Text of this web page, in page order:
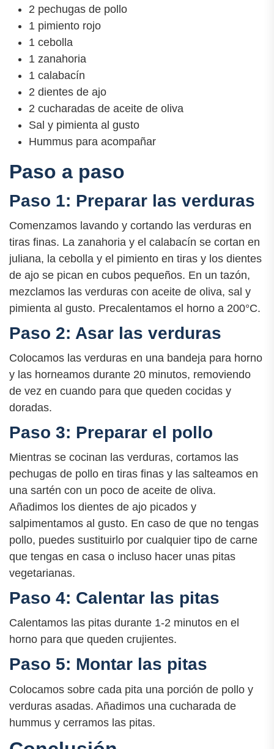
2 pechugas de pollo
1 pimiento rojo
1 cebolla
1 zanahoria
1 calabacín
2 dientes de ajo
2 cucharadas de aceite de oliva
Sal y pimienta al gusto
Hummus para acompañar
Paso a paso
Paso 1: Preparar las verduras
Comenzamos lavando y cortando las verduras en
tiras finas. La zanahoria y el calabacín se cortan en
juliana, la cebolla y el pimiento en tiras y los dientes
de ajo se pican en cubos pequeños. En un tazón,
mezclamos las verduras con aceite de oliva, sal y
pimienta al gusto. Precalentamos el horno a 200°C.
Paso 2: Asar las verduras
Colocamos las verduras en una bandeja para horno
y las horneamos durante 20 minutos, removiendo
de vez en cuando para que queden cocidas y
doradas.
Paso 3: Preparar el pollo
Mientras se cocinan las verduras, cortamos las
pechugas de pollo en tiras finas y las salteamos en
una sartén con un poco de aceite de oliva.
Añadimos los dientes de ajo picados y
salpimentamos al gusto. En caso de que no tengas
pollo, puedes sustituirlo por cualquier tipo de carne
que tengas en casa o incluso hacer unas pitas
vegetarianas.
Paso 4: Calentar las pitas
Calentamos las pitas durante 1-2 minutos en el
horno para que queden crujientes.
Paso 5: Montar las pitas
Colocamos sobre cada pita una porción de pollo y
verduras asadas. Añadimos una cucharada de
hummus y cerramos las pitas.